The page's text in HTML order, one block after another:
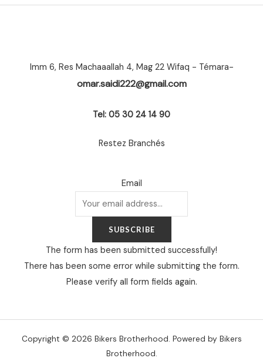
Imm 6, Res Machaaallah 4, Mag 22 Wifaq - Témara-
omar.saidi222@gmail.com
Tel: 05 30 24 14 90
Restez Branchés
Email
SUBSCRIBE
The form has been submitted successfully!
There has been some error while submitting the form.
Please verify all form fields again.
Copyright © 2026 Bikers Brotherhood. Powered by Bikers
Brotherhood.